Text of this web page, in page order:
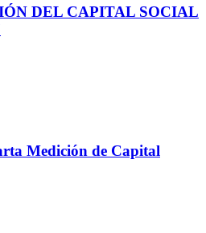
DEL CAPITAL SOCIAL
Medición de Capital